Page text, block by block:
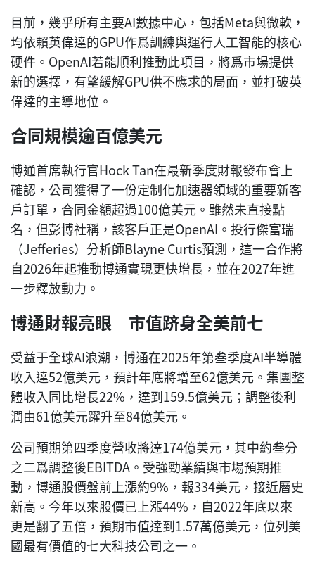
目前，幾乎所有主要AI數據中心，包括Meta與微軟，
均依賴英偉達的GPU作爲訓練與運行人工智能的核心
硬件。OpenAI若能順利推動此項目，將爲市場提供
新的選擇，有望緩解GPU供不應求的局面，並打破英
偉達的主導地位。
合同規模逾百億美元
博通首席執行官Hock Tan在最新季度財報發布會上
確認，公司獲得了一份定制化加速器領域的重要新客
戶訂單，合同金額超過100億美元。雖然未直接點
名，但彭博社稱，該客戶正是OpenAI。投行傑富瑞
（Jefferies）分析師Blayne Curtis預測，這一合作將
自2026年起推動博通實現更快增長，並在2027年進
一步釋放動力。
博通財報亮眼 市值跻身全美前七
受益于全球AI浪潮，博通在2025年第叁季度AI半導體
收入達52億美元，預計年底將增至62億美元。集團整
體收入同比增長22%，達到159.5億美元；調整後利
潤由61億美元躍升至84億美元。
公司預期第四季度營收將達174億美元，其中約叁分
之二爲調整後EBITDA。受強勁業績與市場預期推
動，博通股價盤前上漲約9%，報334美元，接近曆史
新高。今年以來股價已上漲44%，自2022年底以來
更是翻了五倍，預期市值達到1.57萬億美元，位列美
國最有價值的七大科技公司之一。